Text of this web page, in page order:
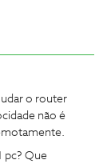
o router
não é
pc? Que